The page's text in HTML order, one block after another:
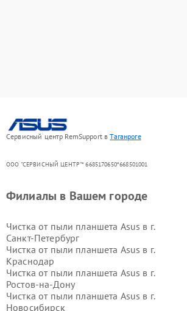
Сервисный центр RemSupport вТаганроге
ООО "СЕРВИСНЫЙ ЦЕНТР"* 6685170650*668501001
Филиалы в Вашем городе
Чистка от пыли планшета Asus в г.
Санкт-Петербург
Чистка от пыли планшета Asus в г.
Краснодар
Чистка от пыли планшета Asus в г.
Ростов-на-Дону
Чистка от пыли планшета Asus в г.
Новосибирск